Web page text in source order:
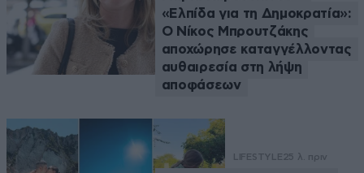
«Ελπίδα για τη Δημοκρατία»:
Ο Νίκος Μπρουτζάκης
αποχώρησε καταγγέλλοντας
αυθαιρεσία στη λήψη
αποφάσεων
LIFESTYLE25 λ. πριν